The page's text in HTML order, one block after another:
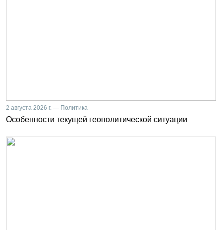
2 августа 2026 г. — Политика
Особенности текущей геополитической ситуации